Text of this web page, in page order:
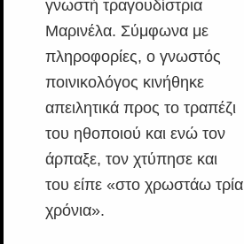
γνωστή τραγουδίστρια
Μαρινέλα. Σύμφωνα με
πληροφορίες, ο γνωστός
ποινικολόγος κινήθηκε
απειλητικά προς το τραπέζι
του ηθοποιού και ενώ τον
άρπαξε, τον χτύπησε και
του είπε «στο χρωστάω τρία
χρόνια».